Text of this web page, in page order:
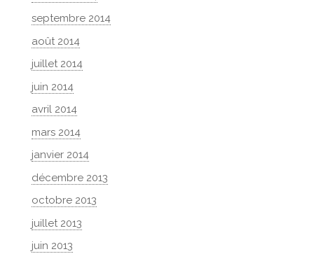
septembre 2014
août 2014
juillet 2014
juin 2014
avril 2014
mars 2014
janvier 2014
décembre 2013
octobre 2013
juillet 2013
juin 2013